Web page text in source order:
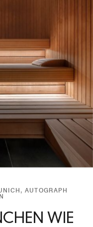
AUTOGRAPH
WIE